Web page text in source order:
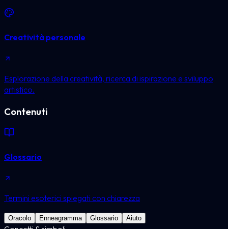
Creatività personale
Esplorazione della creatività, ricerca di ispirazione e sviluppo
artistico.
Contenuti
Glossario
Termini esoterici spiegati con chiarezza
Oracolo Enneagramma Glossario Aiuto